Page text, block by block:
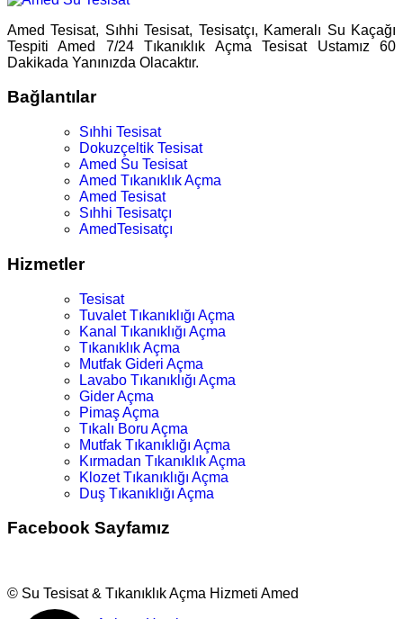
Amed Tesisat, Sıhhi Tesisat, Tesisatçı, Kameralı Su Kaçağı
Tespiti Amed 7/24 Tıkanıklık Açma Tesisat Ustamız 60
Dakikada Yanınızda Olacaktır.
Bağlantılar
Sıhhi Tesisat
Dokuzçeltik Tesisat
Amed Su Tesisat
Amed Tıkanıklık Açma
Amed Tesisat
Sıhhi Tesisatçı
AmedTesisatçı
Hizmetler
Tesisat
Tuvalet Tıkanıklığı Açma
Kanal Tıkanıklığı Açma
Tıkanıklık Açma
Mutfak Gideri Açma
Lavabo Tıkanıklığı Açma
Gider Açma
Pimaş Açma
Tıkalı Boru Açma
Mutfak Tıkanıklığı Açma
Kırmadan Tıkanıklık Açma
Klozet Tıkanıklığı Açma
Duş Tıkanıklığı Açma
Facebook Sayfamız
© Su Tesisat & Tıkanıklık Açma Hizmeti Amed